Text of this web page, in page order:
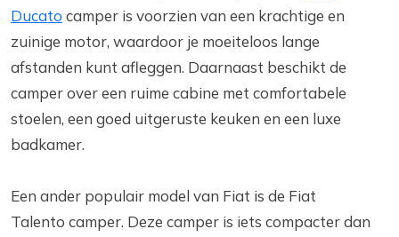
Ducato camper is voorzien van een krachtige en
zuinige motor, waardoor je moeiteloos lange
afstanden kunt afleggen. Daarnaast beschikt de
camper over een ruime cabine met comfortabele
stoelen, een goed uitgeruste keuken en een luxe
badkamer.
Een ander populair model van Fiat is de Fiat
Talento camper. Deze camper is iets compacter dan